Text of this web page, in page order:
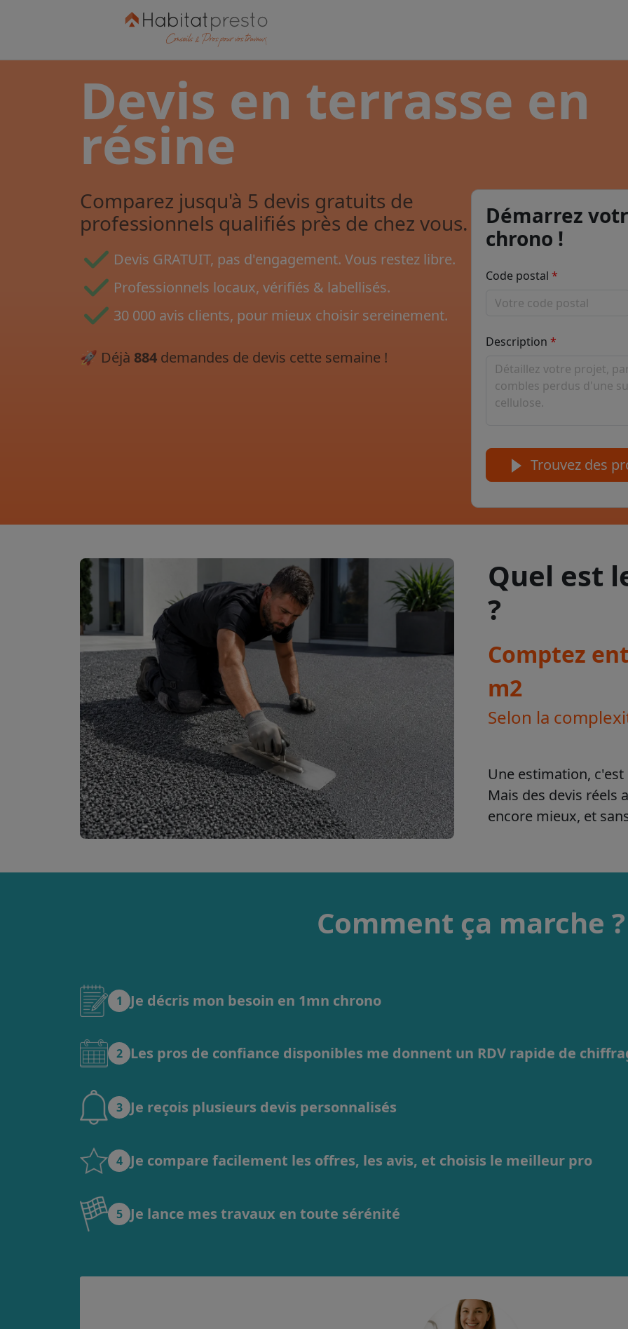
Devis en terrasse en
résine
Comparez jusqu'à 5 devis gratuits de
professionnels qualifiés près de chez vous.
Devis GRATUIT, pas d'engagement. Vous restez libre.
Professionnels locaux, vérifiés & labellisés.
30 000 avis clients, pour mieux choisir sereinement.
🚀 Déjà 884 demandes de devis cette semaine !
Démarrez
chrono !
Code postal
Description
Trouvez des
Quel est
?
Comptez
m2
Selon la
Une estimation, c'est
Mais des devis réels
encore mieux, et
Comment ça marche ?
1 Je décris mon besoin en 1mn chrono
2 Les pros de confiance disponibles me donnent un RDV rapide de
3 Je reçois plusieurs devis personnalisés
4 Je compare facilement les offres, les avis, et choisis le meilleur pro
5 Je lance mes travaux en toute sérénité